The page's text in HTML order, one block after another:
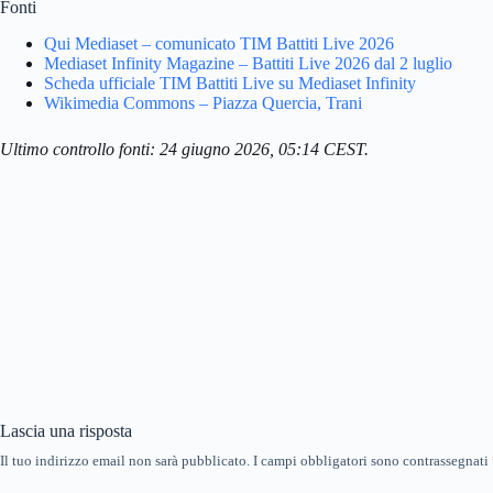
Fonti
Qui Mediaset – comunicato TIM Battiti Live 2026
Mediaset Infinity Magazine – Battiti Live 2026 dal 2 luglio
Scheda ufficiale TIM Battiti Live su Mediaset Infinity
Wikimedia Commons – Piazza Quercia, Trani
Ultimo controllo fonti: 24 giugno 2026, 05:14 CEST.
Lascia una risposta
Il tuo indirizzo email non sarà pubblicato. I campi obbligatori sono contrassegnati